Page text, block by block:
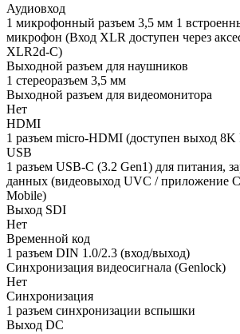
Аудиовход
1 микрофонный разъем 3,5 мм 1
микрофон (Вход XLR доступен через
XLR2d-C)
Выходной разъем для наушников
1 стереоразъем 3,5 мм
Выходной разъем для видеомонитора
Нет
HDMI
1 разъем micro-HDMI (доступен выход
USB
1 разъем USB-C (3.2 Gen1) для питания,
данных (видеовыход UVC / приложение
Mobile)
Выход SDI
Нет
Временной код
1 разъем DIN 1.0/2.3 (вход/выход)
Синхронизация видеосигнала (Genlock)
Нет
Синхронизация
1 разъем синхронизации вспышки
Выход DC